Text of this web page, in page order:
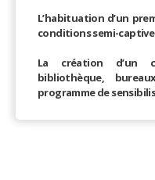
L’habituation d’un
conditions semi-
La création d’un
bibliothèque,
programme de